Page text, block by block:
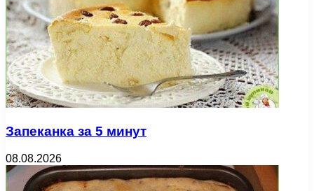
Запеканка за 5 минут
08.08.2026